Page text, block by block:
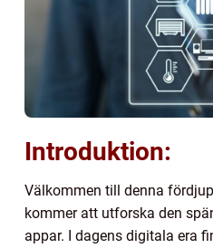
Introduktion:
Välkommen till denna
kommer att utforska den
appar. I dagens digitala era